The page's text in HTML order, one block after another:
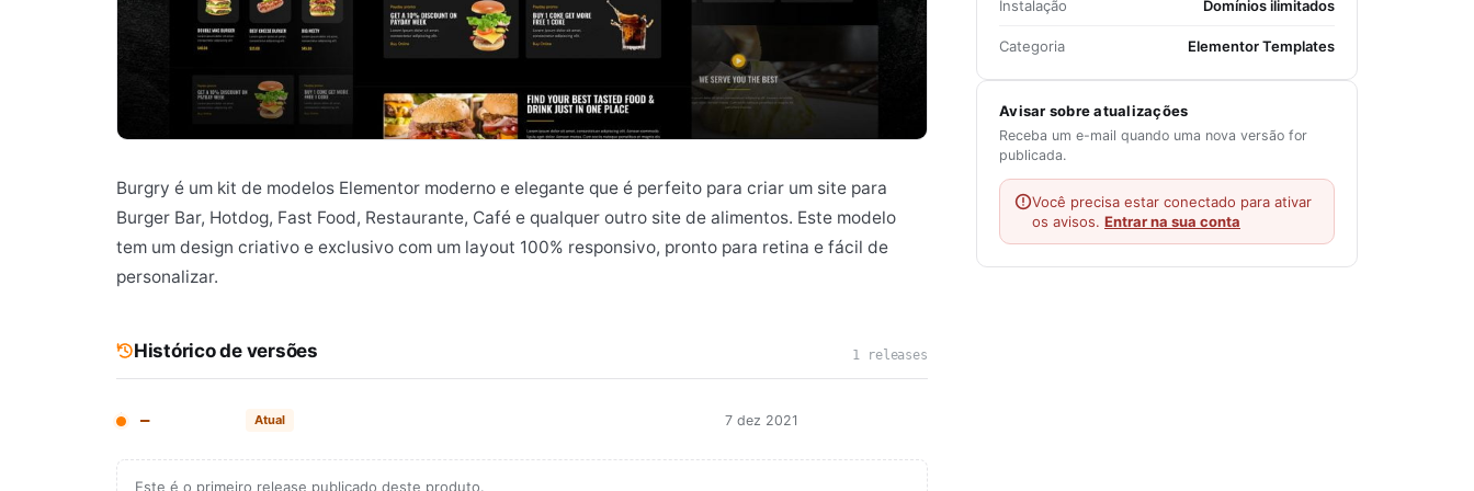
Burgry é um kit de modelos Elementor moderno e elegante que é perfeito para criar um site para
Burger Bar, Hotdog, Fast Food, Restaurante, Café e qualquer outro site de alimentos. Este modelo
tem um design criativo e exclusivo com um layout 100% responsivo, pronto para retina e fácil de
personalizar.
Histórico de versões 1 releases
— Atual 7 dez 2021
Este é o primeiro release publicado deste produto.
Instalação Domínios ilimitados
Categoria Elementor Templates
Avisar sobre atualizações
Receba um e-mail quando uma nova versão for
publicada.
Você precisa estar conectado para ativar
os avisos. Entrar na sua conta